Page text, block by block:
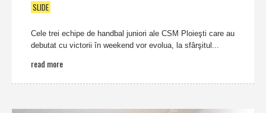
SLIDE
Cele trei echipe de handbal juniori ale CSM Ploieşti care au
debutat cu victorii în weekend vor evolua, la sfârşitul...
read more